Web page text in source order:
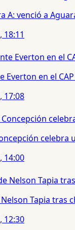
A: venció a
18:11
Everton en el
17:08
celebra
14:00
Tapia tras
12:30